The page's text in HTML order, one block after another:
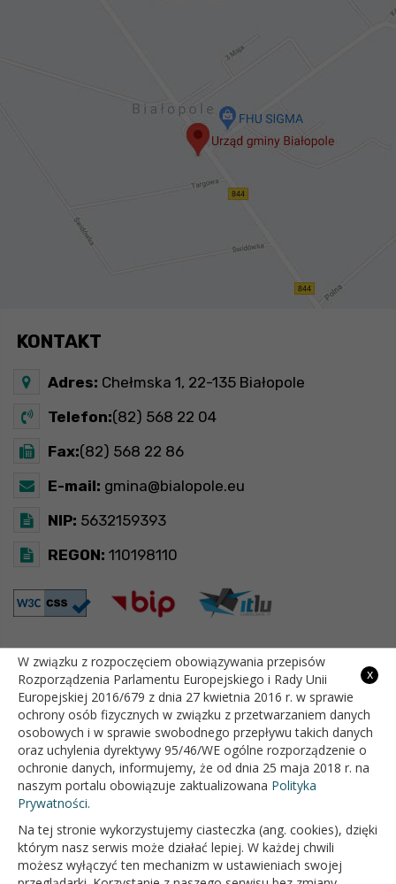
KONTAKT
Adres: Chełmska 1, 22-135 Białopole
Telefon:(82) 568 22 04
Fax:(82) 568 22 86
E-mail: gmina@bialopole.eu
NIP: 5632159393
REGON: 110198110
GODZINY PRACY
Pon 7:30 - 15:30
Wt 7:30 - 15:30
Śr 7:30 - 15:30
Czw 7:30 - 15:30
Pt 7:30 - 15:30
x
W związku z rozpoczęciem obowiązywania przepisów
Rozporządzenia Parlamentu Europejskiego i Rady Unii
Europejskiej 2016/679 z dnia 27 kwietnia 2016 r. w sprawie
ochrony osób fizycznych w związku z przetwarzaniem danych
osobowych i w sprawie swobodnego przepływu takich danych
oraz uchylenia dyrektywy 95/46/WE ogólne rozporządzenie o
ochronie danych, informujemy, że od dnia 25 maja 2018 r. na
naszym portalu obowiązuje zaktualizowana Polityka
Prywatności.
Na tej stronie wykorzystujemy ciasteczka (ang. cookies), dzięki
którym nasz serwis może działać lepiej. W każdej chwili
możesz wyłączyć ten mechanizm w ustawieniach swojej